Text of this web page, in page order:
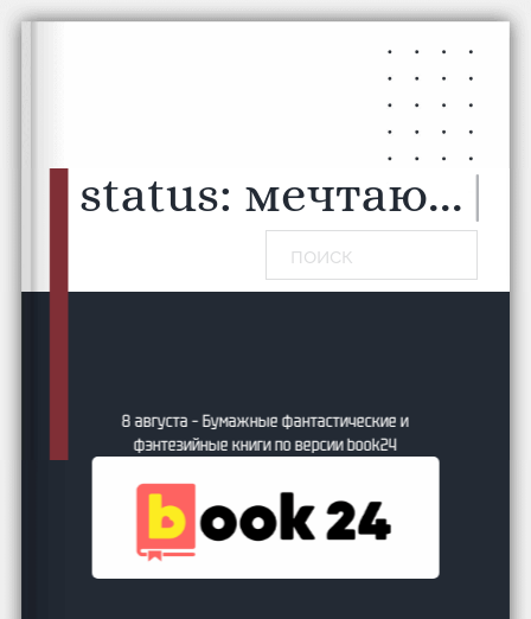
Перейти к основному содержанию
Перейти к нижнему колонтитулу
status: мечтаю... |
Поиск
8 августа – Бумажные фантастические и
фэнтезийные книги по версии book24